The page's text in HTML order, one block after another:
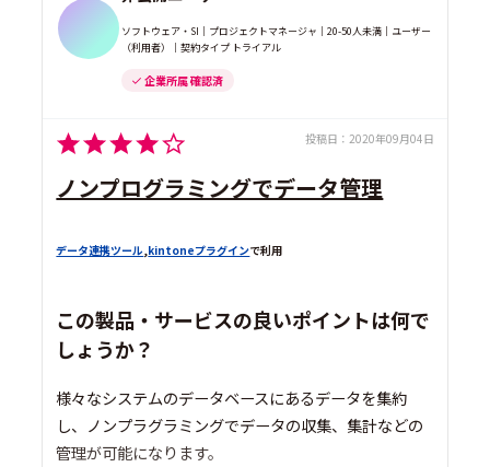
ソフトウェア・SI｜プロジェクトマネージャ｜20-50人未満｜ユーザー
（利用者）｜契約タイプ トライアル
企業所属 確認済
投稿日： 2020年09月04日
ノンプログラミングでデータ管理
データ連携ツール,kintoneプラグインで利用
この製品・サービスの良いポイントは何で
しょうか？
様々なシステムのデータベースにあるデータを集約
し、ノンプラグラミングでデータの収集、集計などの
管理が可能になります。